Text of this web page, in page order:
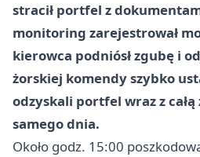
stracił portfel z
monitoring zarejestrował
kierowca podniósł zgubę i
żorskiej komendy szybko
odzyskali portfel wraz z
samego dnia.
Około godz. 15:00